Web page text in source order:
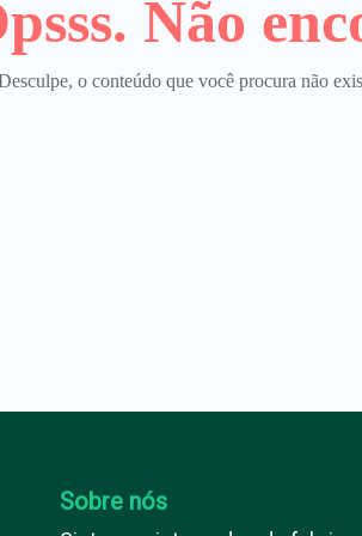
Não
o conteúdo que você procura não
Sobre nós